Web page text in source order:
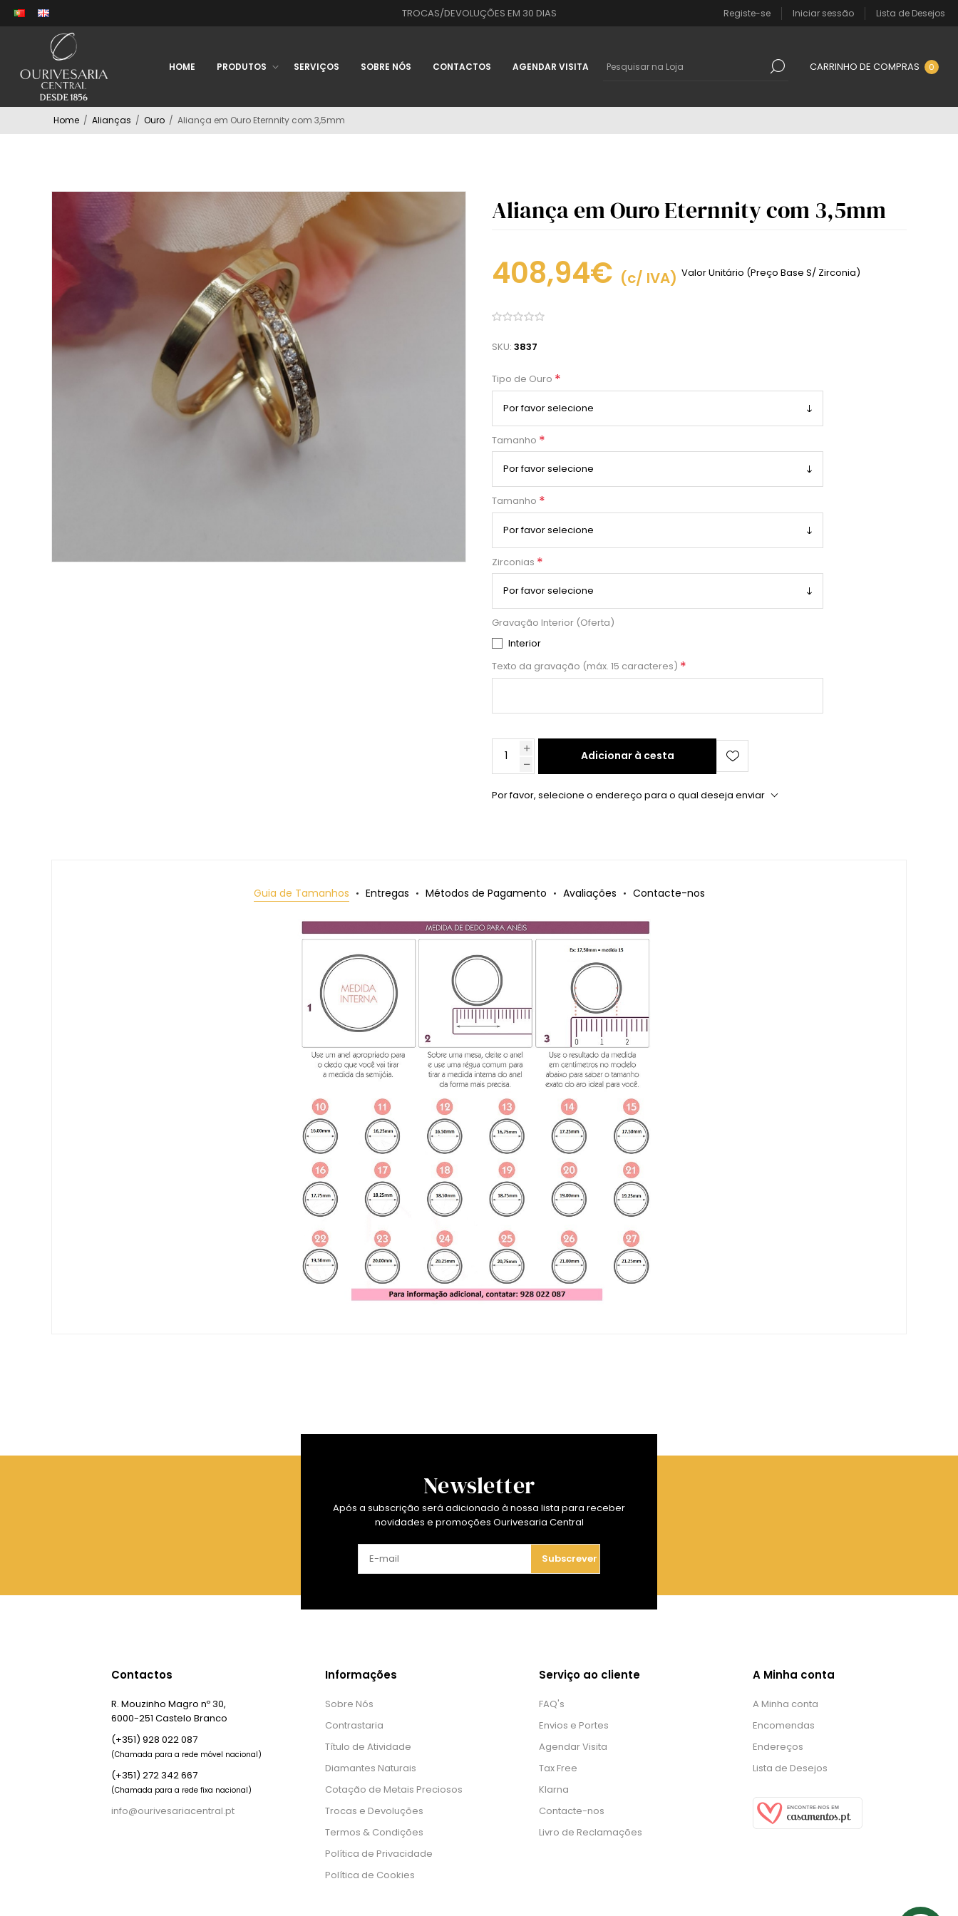
TROCAS/DEVOLUÇÕES EM 30 DIAS Registe-se Iniciar sessão Lista de Desejos
HOME PRODUTOS SERVIÇOS SOBRE NÓS CONTACTOS AGENDAR VISITA CARRINHO DE COMPRAS 0
Home / Alianças / Ouro / Aliança em Ouro Eternnity com 3,5mm
Aliança em Ouro Eternnity com 3,5mm
408,94€ (c/ IVA) Valor Unitário (Preço Base S/ Zirconia)
SKU: 3837
Tipo de Ouro *
Tamanho *
Tamanho *
Zirconias *
Gravação Interior (Oferta)
Interior
Texto da gravação (máx. 15 caracteres) *
Adicionar à cesta
Por favor, selecione o endereço para o qual deseja enviar
Guia de Tamanhos Entregas Métodos de Pagamento Avaliações Contacte-nos
Newsletter
Após a subscrição será adicionado à nossa lista para receber
novidades e promoções Ourivesaria Central
Subscrever
Contactos
R. Mouzinho Magro nº 30,
6000-251 Castelo Branco
(+351) 928 022 087
(Chamada para a rede móvel nacional)
(+351) 272 342 667
(Chamada para a rede fixa nacional)
info@ourivesariacentral.pt
Informações
Sobre Nós
Contrastaria
Título de Atividade
Diamantes Naturais
Cotação de Metais Preciosos
Trocas e Devoluções
Termos & Condições
Política de Privacidade
Política de Cookies
Serviço ao cliente
FAQ's
Envios e Portes
Agendar Visita
Tax Free
Klarna
Contacte-nos
Livro de Reclamações
A Minha conta
A Minha conta
Encomendas
Endereços
Lista de Desejos